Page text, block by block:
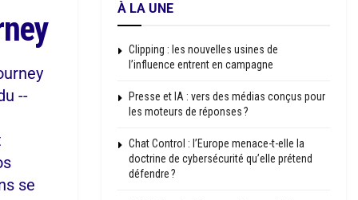
--
se
À LA UNE
Clipping : les nouvelles usines de
l’influence entrent en campagne
Presse et IA : vers des médias conçus pour
les moteurs de réponses ?
Chat Control : l’Europe menace-t-elle la
doctrine de cybersécurité qu’elle prétend
défendre ?